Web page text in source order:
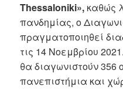
Thessaloniki», καθώς
πανδημίας, ο
πραγματοποιηθεί
τις 14 Νοεμβρίου
θα διαγωνιστούν
πανεπιστήμια και